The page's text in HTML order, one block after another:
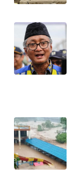
WN
SULUT
WN
MALUT
WN
DAIRI